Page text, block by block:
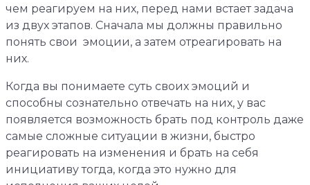
чем реагируем на них, перед нами встает задача
из двух этапов. Сначала мы должны правильно
понять свои эмоции, а затем отреагировать на
них.
Когда вы понимаете суть своих эмоций и
способны сознательно отвечать на них, у вас
появляется возможность брать под контроль даже
самые сложные ситуации в жизни, быстро
реагировать на изменения и брать на себя
инициативу тогда, когда это нужно для